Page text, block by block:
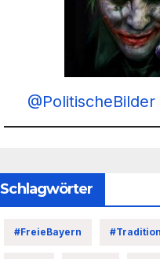
Schlagwörter
#FreieBayern #Tradition